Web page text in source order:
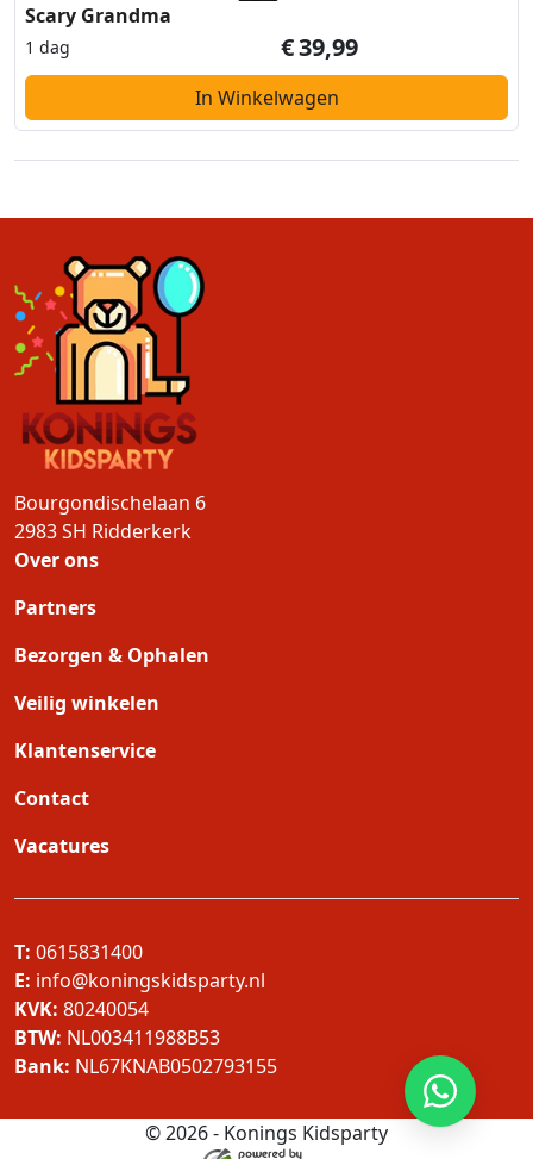
Scary Grandma
1 dag €39,99
In Winkelwagen
Bourgondischelaan 6
2983 SH Ridderkerk
Over ons
Partners
Bezorgen & Ophalen
Veilig winkelen
Klantenservice
Contact
Vacatures
T: 0615831400
E: info@koningskidsparty.nl
KVK: 80240054
BTW: NL003411988B53
Bank: NL67KNAB0502793155
© 2026 - Konings Kidsparty